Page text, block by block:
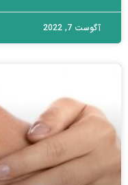
آگوست 7, 2022